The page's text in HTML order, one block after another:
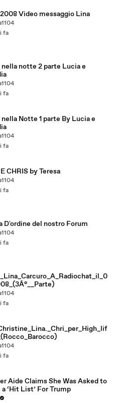
Video messaggio Lina
fa
nella notte 2 parte Lucia e
fa
Notte 1 parte By Lucia e
fa
CHRIS by Teresa
fa
D'ordine del nostro Forum
fa
fa
fa
Aide Claims She Was Asked to
a ‘Hit List’ For Trump